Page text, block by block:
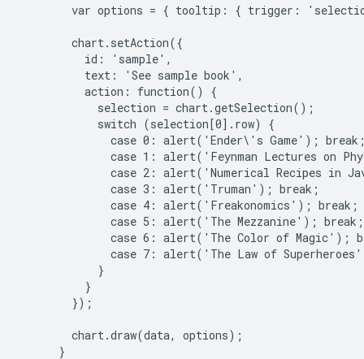
var options = { tooltip: { trigger:
        chart.setAction({
          id: 'sample',
          text: 'See sample book',
          action: function() {
            selection = chart.getSelection();
            switch (selection[0].row) {
case 0: alert('Ender\'s Game');
case 1: alert('Feynman Lectures on
case 2: alert('Numerical Recipes in
              case 3: alert('Truman'); break;
              case 4: alert('Freakonomics'); break;
              case 5: alert('The Mezzanine'); break;
case 6: alert('The Color of Magic');
case 7: alert('The Law of
            }
          }
        });
        chart.draw(data, options);